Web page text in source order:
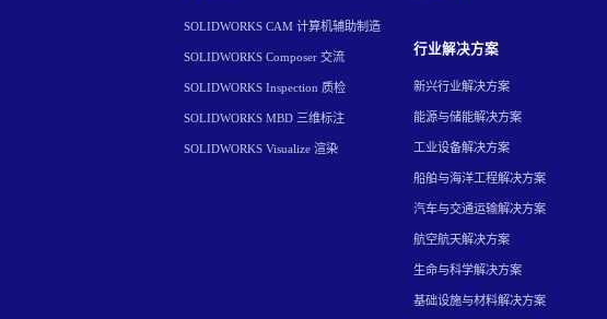
SOLIDWORKS CAM 计算机辅助制造
SOLIDWORKS Composer 交流
SOLIDWORKS Inspection 质检
SOLIDWORKS MBD 三维标注
SOLIDWORKS Visualize 渲染
行业解决方案
新兴行业解决方案
能源与储能解决方案
工业设备解决方案
船舶与海洋工程解决方案
汽车与交通运输解决方案
航空航天解决方案
生命与科学解决方案
基础设施与材料解决方案